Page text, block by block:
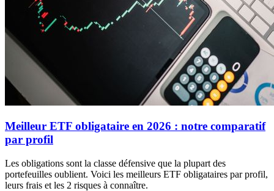
Meilleur ETF obligataire en 2026 : notre comparatif
par profil
Les obligations sont la classe défensive que la plupart des
portefeuilles oublient. Voici les meilleurs ETF obligataires par profil,
leurs frais et les 2 risques à connaître.